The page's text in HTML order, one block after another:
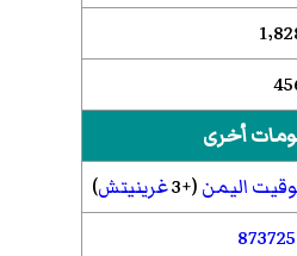
أخرى
اليمن(+3 غرينيتش)